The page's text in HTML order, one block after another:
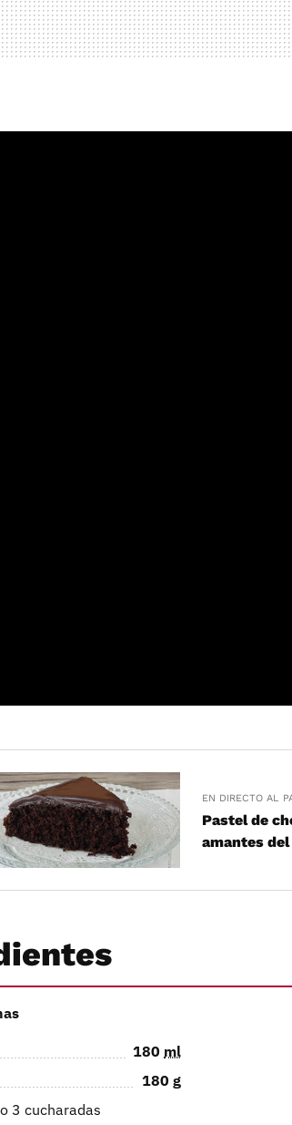
EN DIRECTO AL
Pastel de
amantes
180 ml
180 g
3 cucharadas